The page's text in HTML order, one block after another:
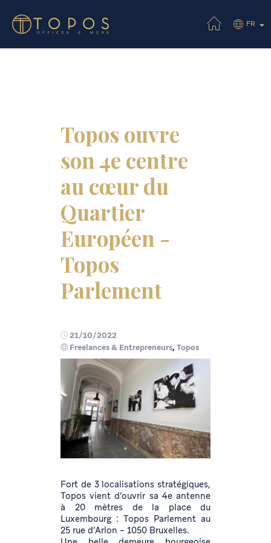
FR
Topos ouvre
son 4e centre
au cœur du
Quartier
Européen -
Topos
Parlement
21/10/2022
Freelances & Entrepreneurs, Topos
Fort de 3 localisations stratégiques,
Topos vient d’ouvrir sa 4e antenne
à 20 mètres de la place du
Luxembourg : Topos Parlement au
25 rue d’Arlon – 1050 Bruxelles.